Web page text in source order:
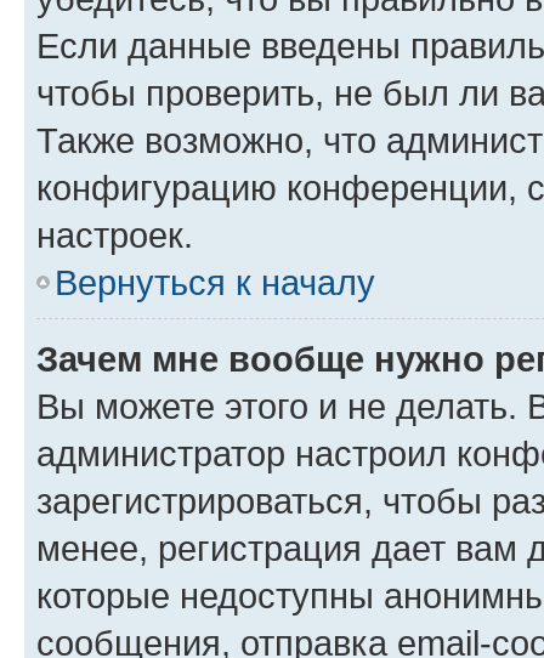
Если данные введены
чтобы проверить, не был ли
Также возможно, что
конфигурацию конференции,
настроек.
Вернуться к началу
Зачем мне вообще нужно
Вы можете этого и не делать.
администратор настроил
зарегистрироваться, чтобы
менее, регистрация дает вам
которые недоступны
сообщения, отправка email-